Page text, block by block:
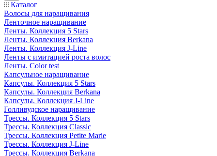
Каталог
Волосы для наращивания
Ленточное наращивание
Ленты. Коллекция 5 Stars
Ленты. Коллекция Berkana
Ленты. Коллекция J-Line
Ленты с имитацией роста волос
Ленты. Color test
Капсульное наращивание
Капсулы. Коллекция 5 Stars
Капсулы. Коллекция Berkana
Капсулы. Коллекция J-Line
Голливудское наращивание
Трессы. Коллекция 5 Stars
Трессы. Коллекция Classic
Трессы. Коллекция Petite Marie
Трессы. Коллекция J-Line
Трессы. Коллекция Berkana